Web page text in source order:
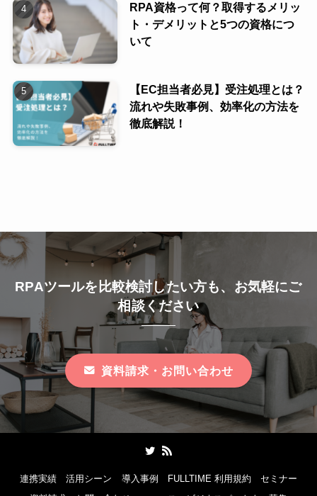
RPA資格って何？取得するメリッ
ト・デメリットと5つの資格につ
いて
【EC担当者必見】受注処理とは？
流れや失敗事例、効率化の方法を
徹底解説！
RPAツールを比較検討したい方も、お気軽にご
相談ください
資料請求・お問い合わせ
連携実績 活用シーン 導入事例 FULLTIME 利用規約
セミナー